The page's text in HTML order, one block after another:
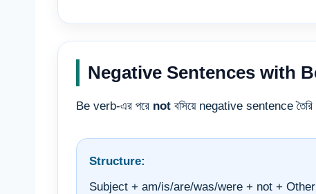
Negative Sentences with
Be verb-এর পরে not বসিয়ে negative sentence তৈরি
Structure:
Subject + am/is/are/was/were + not +